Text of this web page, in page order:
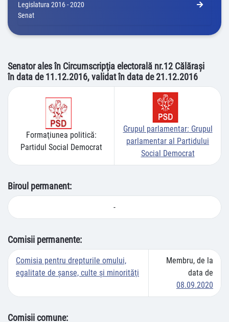
Legislatura 2016 - 2020
Senat
Senator ales în Circumscripţia electorală nr.12 Călăraşi
în data de 11.12.2016, validat în data de 21.12.2016
Formaţiunea politică:
Partidul Social Democrat
Grupul parlamentar: Grupul
parlamentar al Partidului
Social Democrat
Biroul permanent:
-
Comisii permanente:
Comisia pentru drepturile omului,
egalitate de șanse, culte şi minorităţi
Membru, de la
data de
08.09.2020
Comisii comune: